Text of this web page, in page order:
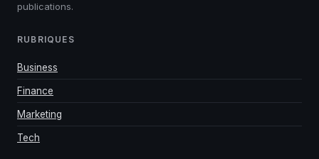
publications.
RUBRIQUES
Business
Finance
Marketing
Tech